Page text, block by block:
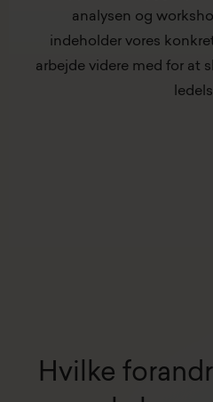
analysen og
indeholder vores
arbejde videre med for at
Hvilke